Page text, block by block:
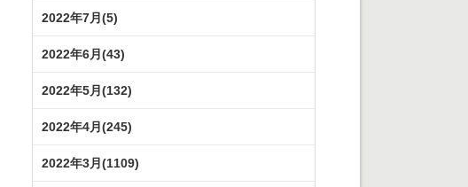
2022年7月(5)
2022年6月(43)
2022年5月(132)
2022年4月(245)
2022年3月(1109)